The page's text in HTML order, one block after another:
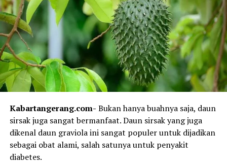
Kabartangerang.com- Bukan hanya buahnya saja, daun
sirsak juga sangat bermanfaat. Daun sirsak yang juga
dikenal daun graviola ini sangat populer untuk dijadikan
sebagai obat alami, salah satunya untuk penyakit
diabetes.